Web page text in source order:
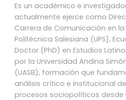
Es un académico e
actualmente ejerce como
Carrera de Comunicación en la
Politécnica Salesiana (UPS),
Doctor (PhD) en Estudios
por la Universidad Andina
(UASB), formación que
análisis crítico e institucional
procesos sociopolíticos desde